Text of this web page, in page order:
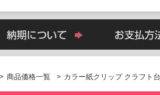
> 商品価格一覧 カラー紙クリップ クラフト